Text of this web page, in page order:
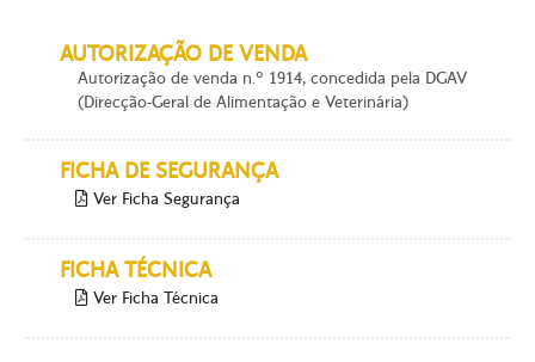
AUTORIZAÇÃO DE VENDA
Autorização de venda n.º 1914, concedida pela DGAV
(Direcção-Geral de Alimentação e Veterinária)
FICHA DE SEGURANÇA
Ver Ficha Segurança
FICHA TÉCNICA
Ver Ficha Técnica